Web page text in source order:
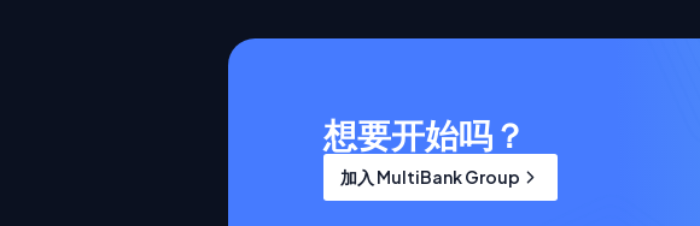
想要开始吗？
加入 MultiBank Group